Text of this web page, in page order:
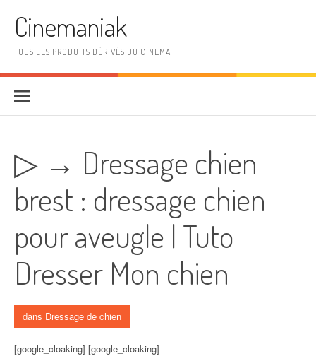
Cinemaniak
TOUS LES PRODUITS DÉRIVÉS DU CINEMA
▷ → Dressage chien
brest : dressage chien
pour aveugle | Tuto
Dresser Mon chien
dans Dressage de chien
[google_cloaking] [google_cloaking]